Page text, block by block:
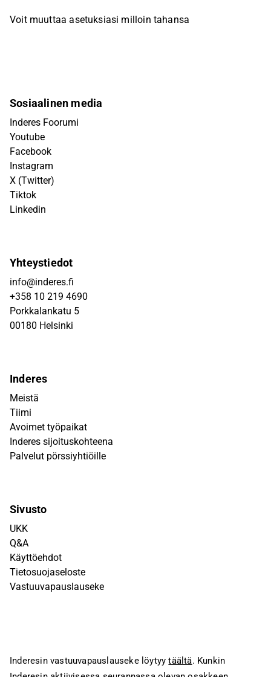
Voit muuttaa asetuksiasi milloin tahansa
Sosiaalinen media
Inderes Foorumi
Youtube
Facebook
Instagram
X (Twitter)
Tiktok
Linkedin
Yhteystiedot
info@inderes.fi
+358 10 219 4690
Porkkalankatu 5
00180 Helsinki
Inderes
Meistä
Tiimi
Avoimet työpaikat
Inderes sijoituskohteena
Palvelut pörssiyhtiöille
Sivusto
UKK
Q&A
Käyttöehdot
Tietosuojaseloste
Vastuuvapauslauseke
Inderesin vastuuvapauslauseke löytyytäältä. Kunkin